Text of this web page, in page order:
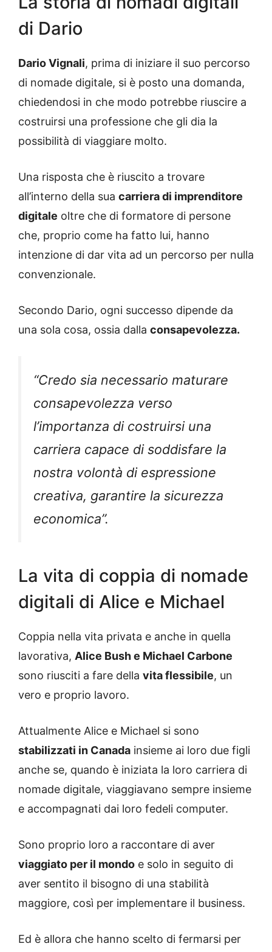
di Dario
Dario Vignali, prima di iniziare il suo percorso
di nomade digitale, si è posto una domanda,
chiedendosi in che modo potrebbe riuscire a
costruirsi una professione che gli dia la
possibilità di viaggiare molto.
Una risposta che è riuscito a trovare
all’interno della sua carriera di imprenditore
digitale oltre che di formatore di persone
che, proprio come ha fatto lui, hanno
intenzione di dar vita ad un percorso per nulla
convenzionale.
Secondo Dario, ogni successo dipende da
una sola cosa, ossia dalla consapevolezza.
“Credo sia necessario maturare
consapevolezza verso
l’importanza di costruirsi una
carriera capace di soddisfare la
nostra volontà di espressione
creativa, garantire la sicurezza
economica”.
La vita di coppia di nomade
digitali di Alice e Michael
Coppia nella vita privata e anche in quella
lavorativa, Alice Bush e Michael Carbone
sono riusciti a fare della vita flessibile, un
vero e proprio lavoro.
Attualmente Alice e Michael si sono
stabilizzati in Canada insieme ai loro due figli
anche se, quando è iniziata la loro carriera di
nomade digitale, viaggiavano sempre insieme
e accompagnati dai loro fedeli computer.
Sono proprio loro a raccontare di aver
viaggiato per il mondo e solo in seguito di
aver sentito il bisogno di una stabilità
maggiore, così per implementare il business.
Ed è allora che hanno scelto di fermarsi per